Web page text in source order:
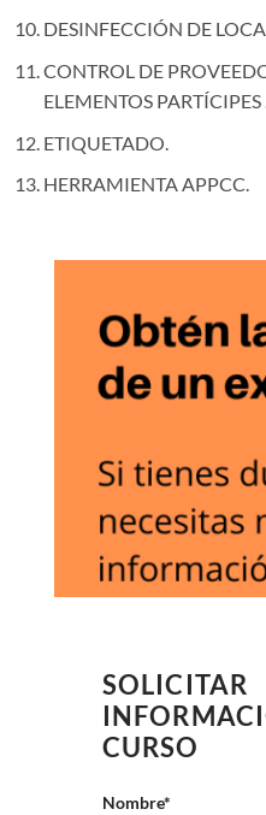
DESINFECCIÓN DE
CONTROL DE
ELEMENTOS PARTÍCIPES
ETIQUETADO.
HERRAMIENTA APPCC.
SOLICITAR
CURSO
Nombre*